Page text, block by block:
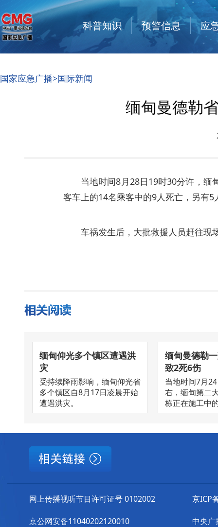
科普知识 预警信息 应
国家应急广播>国际新闻
缅甸曼德勒
当地时间8月28日19时30分许，缅
客车上的14名乘客中的9人死亡，另有5
车祸发生后，大批救援人员赶往现
缅甸仰光多个镇区遭遇洪
灾
受持续降雨影响，缅甸仰光省
多个镇区自8月17日凌晨开始
遭遇洪灾。
缅甸曼德勒
致2死6伤
当地时间7月
右，缅甸第二
栋正在施工中
网上传播视听节目许可证号 0102002
京公网安备11040202120010
京ICP
中央广